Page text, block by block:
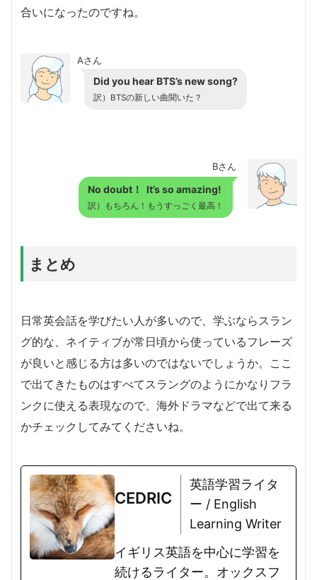
合いになったのですね。
Aさん
Did you hear BTS’s new song?
訳）BTSの新しい曲聞いた？
Bさん
No doubt！ It’s so amazing!
訳）もちろん！もうすっごく最高！
まとめ
日常英会話を学びたい人が多いので、学ぶならスラン
グ的な、ネイティブが常日頃から使っているフレーズ
が良いと感じる方は多いのではないでしょうか。ここ
で出てきたものはすべてスラングのようにかなりフラ
ンクに使える表現なので、海外ドラマなどで出て来る
かチェックしてみてくださいね。
CEDRIC
英語学習ライタ
ー / English
Learning Writer
イギリス英語を中心に学習を
続けるライター。オックスフ